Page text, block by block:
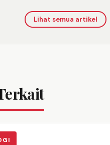
Lihat semua artikel